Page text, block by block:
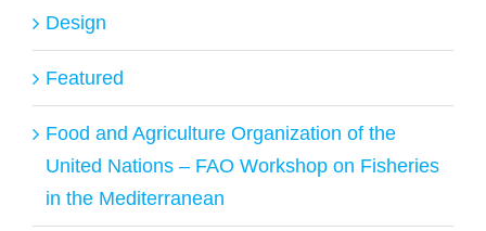
Design
Featured
Food and Agriculture Organization of the
United Nations – FAO Workshop on Fisheries
in the Mediterranean